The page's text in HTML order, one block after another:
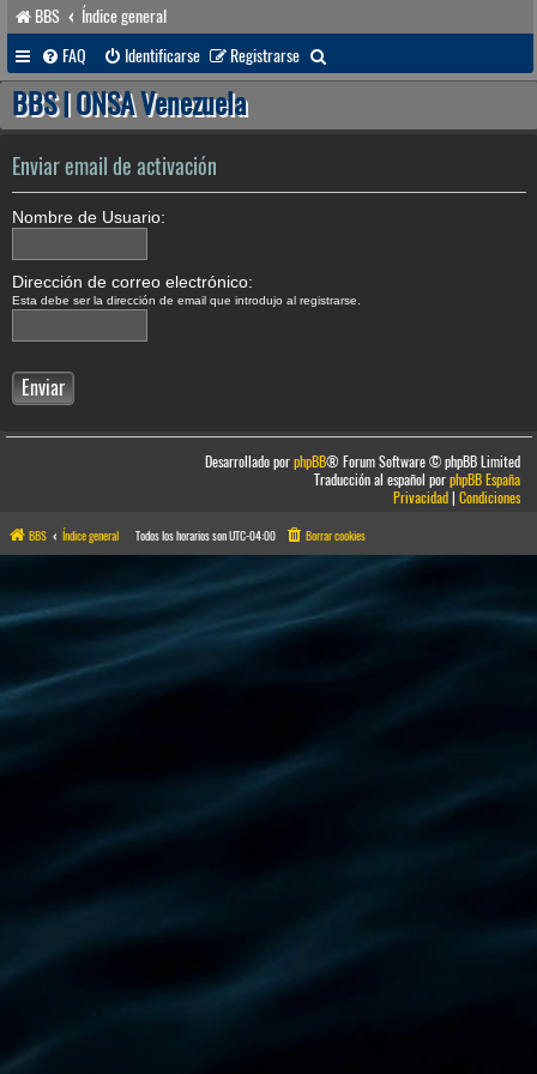
BBS
Índice general
FAQ
Identificarse Registrarse
u
a
BBS | ONSA Venezuela
Enviar email de activación
Nombre de Usuario:
Dirección de correo electrónico:
Esta debe ser la dirección de email que introdujo al registrarse.
Desarrollado porphpBB® Forum Software © phpBB Limited
Traducción al español porphpBB España
Privacidad|Condiciones
BBS Índice general Todos los horarios sonUTC-04:00 Borrar cookies